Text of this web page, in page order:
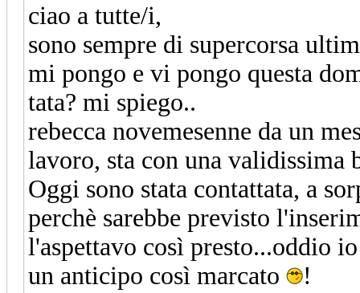
ciao a tutte/i,
sono sempre di supercorsa
mi pongo e vi pongo questa
tata? mi spiego..
rebecca novemesenne da un
lavoro, sta con una validissima
Oggi sono stata contattata, a
perchè sarebbe previsto
l'aspettavo così presto...oddio
un anticipo così marcato
!